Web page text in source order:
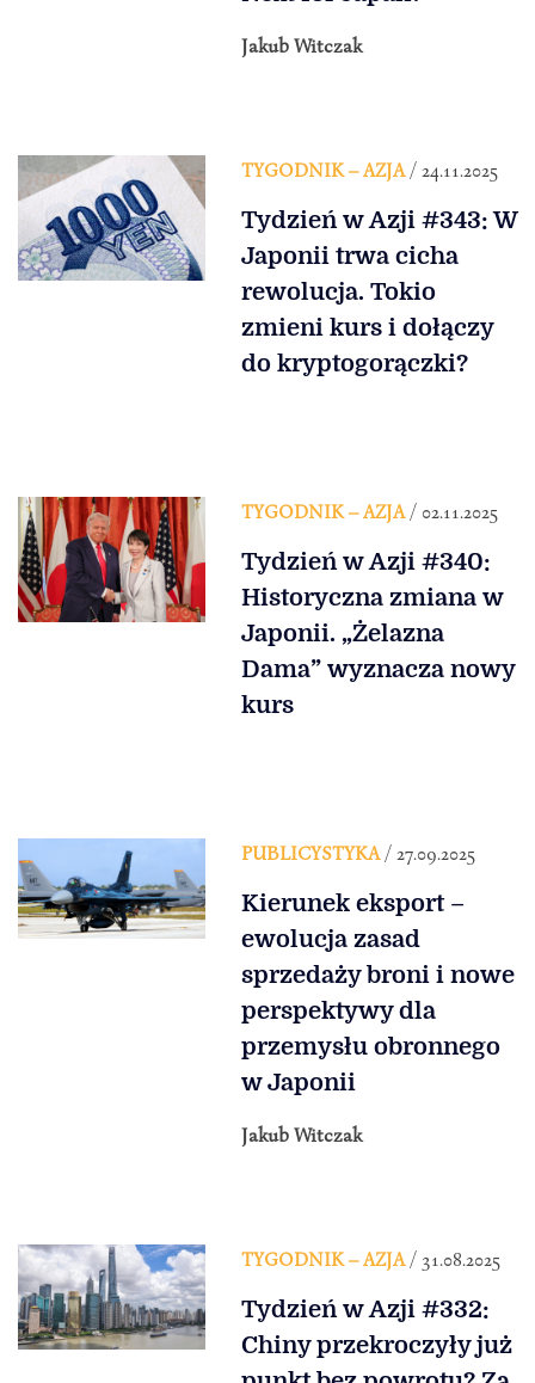
Jakub Witczak
TYGODNIK – AZJA/ 24.11.2025
Tydzień w Azji #343: W
Japonii trwa cicha
rewolucja. Tokio
zmieni kurs i dołączy
do kryptogorączki?
TYGODNIK – AZJA/ 02.11.2025
Tydzień w Azji #340:
Historyczna zmiana w
Japonii. „Żelazna
Dama” wyznacza nowy
kurs
PUBLICYSTYKA/ 27.09.2025
Kierunek eksport –
ewolucja zasad
sprzedaży broni i nowe
perspektywy dla
przemysłu obronnego
w Japonii
Jakub Witczak
TYGODNIK – AZJA/ 31.08.2025
Tydzień w Azji #332:
Chiny przekroczyły już